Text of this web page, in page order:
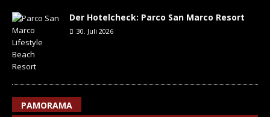
Der Hotelcheck: Parco San Marco Resort
30. Juli 2026
PAMORAMA